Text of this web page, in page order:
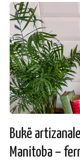
Bukë
Manitoba –